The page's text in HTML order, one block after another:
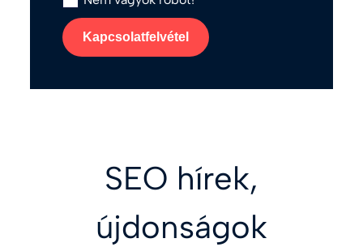
Kapcsolatfelvétel
SEO hírek,
újdonságok